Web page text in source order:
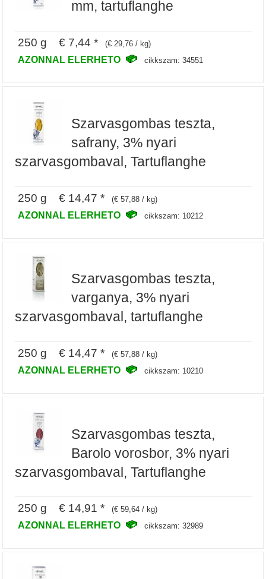
mm, tartuflanghe
250 g € 7,44 * (€ 29,76 / kg)
AZONNAL ELERHETO cikkszam: 34551
Szarvasgombas teszta,
safrany, 3% nyari
szarvasgombaval, Tartuflanghe
250 g € 14,47 * (€ 57,88 / kg)
AZONNAL ELERHETO cikkszam: 10212
Szarvasgombas teszta,
varganya, 3% nyari
szarvasgombaval, tartuflanghe
250 g € 14,47 * (€ 57,88 / kg)
AZONNAL ELERHETO cikkszam: 10210
Szarvasgombas teszta,
Barolo vorosbor, 3% nyari
szarvasgombaval, Tartuflanghe
250 g € 14,91 * (€ 59,64 / kg)
AZONNAL ELERHETO cikkszam: 32989